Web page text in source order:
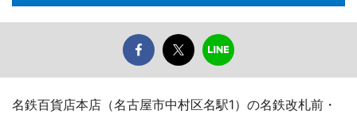
名鉄百貨店本店（名古屋市中村区名駅1）の名鉄改札前・